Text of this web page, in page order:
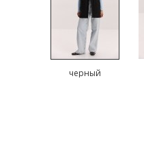
черный